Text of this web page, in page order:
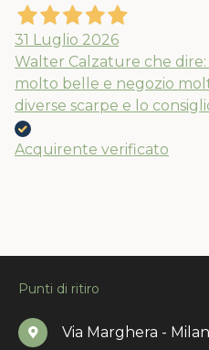
31 Luglio 2026
Walter Calzature che
molto belle e negozio
diverse scarpe e lo
Acquirente verificato
Punti di ritiro
Via Marghera -